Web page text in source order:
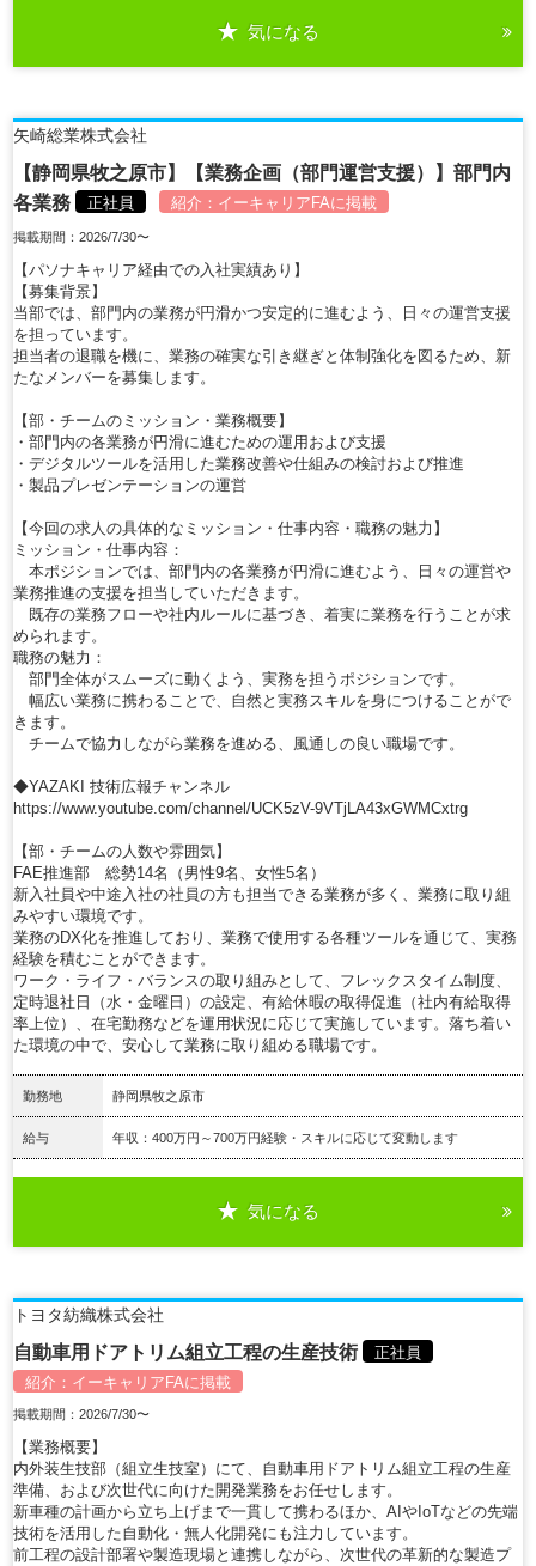
気になる
矢崎総業株式会社
【静岡県牧之原市】【業務企画（部門運営支援）】部門内
各業務
正社員 紹介： イーキャリアFAに掲載
掲載期間：2026/7/30〜
【パソナキャリア経由での入社実績あり】
【募集背景】
当部では、部門内の業務が円滑かつ安定的に進むよう、日々の運営支援
を担っています。
担当者の退職を機に、業務の確実な引き継ぎと体制強化を図るため、新
たなメンバーを募集します。
【部・チームのミッション・業務概要】
・部門内の各業務が円滑に進むための運用および支援
・デジタルツールを活用した業務改善や仕組みの検討および推進
・製品プレゼンテーションの運営
【今回の求人の具体的なミッション・仕事内容・職務の魅力】
ミッション・仕事内容：
本ポジションでは、部門内の各業務が円滑に進むよう、日々の運営や
業務推進の支援を担当していただきます。
既存の業務フローや社内ルールに基づき、着実に業務を行うことが求
められます。
職務の魅力：
部門全体がスムーズに動くよう、実務を担うポジションです。
幅広い業務に携わることで、自然と実務スキルを身につけることがで
きます。
チームで協力しながら業務を進める、風通しの良い職場です。
◆YAZAKI 技術広報チャンネル
https://www.youtube.com/channel/UCK5zV-9VTjLA43xGWMCxtrg
【部・チームの人数や雰囲気】
FAE推進部 総勢14名（男性9名、女性5名）
新入社員や中途入社の社員の方も担当できる業務が多く、業務に取り組
みやすい環境です。
業務のDX化を推進しており、業務で使用する各種ツールを通じて、実務
経験を積むことができます。
ワーク・ライフ・バランスの取り組みとして、フレックスタイム制度、
定時退社日（水・金曜日）の設定、有給休暇の取得促進（社内有給取得
率上位）、在宅勤務などを運用状況に応じて実施しています。落ち着い
た環境の中で、安心して業務に取り組める職場です。
勤務地 静岡県牧之原市
給与 年収：400万円～700万円経験・スキルに応じて変動します
気になる
トヨタ紡織株式会社
自動車用ドアトリム組立工程の生産技術
正社員
紹介： イーキャリアFAに掲載
掲載期間：2026/7/30〜
【業務概要】
内外装生技部（組立生技室）にて、自動車用ドアトリム組立工程の生産
準備、および次世代に向けた開発業務をお任せします。
新車種の計画から立ち上げまで一貫して携わるほか、AIやIoTなどの先端
技術を活用した自動化・無人化開発にも注力しています。
前工程の設計部署や製造現場と連携しながら、次世代の革新的な製造プ